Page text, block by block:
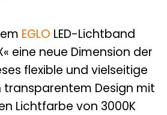
EGLO LED-Lichtband
eine neue Dimension der
flexible und vielseitige
transparentem Design mit
Lichtfarbe von 3000K